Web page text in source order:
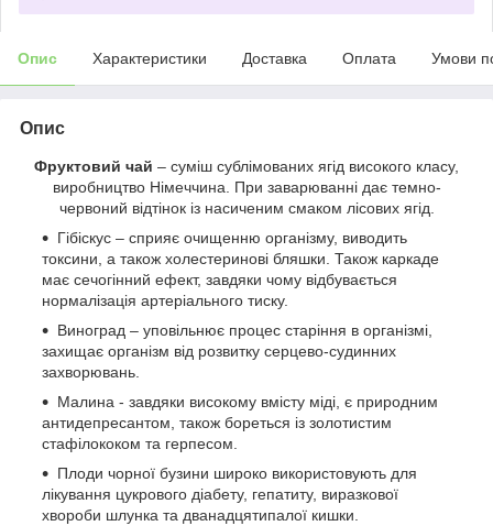
Опис Характеристики Доставка Оплата Умови
Опис
Фруктовий чай – суміш сублімованих ягід високого класу,
виробництво Німеччина. При заварюванні дає темно-
червоний відтінок із насиченим смаком лісових ягід.
Гібіскус – сприяє очищенню організму, виводить
токсини, а також холестеринові бляшки. Також каркаде
має сечогінний ефект, завдяки чому відбувається
нормалізація артеріального тиску.
Виноград – уповільнює процес старіння в організмі,
захищає організм від розвитку серцево-судинних
захворювань.
Малина - завдяки високому вмісту міді, є природним
антидепресантом, також бореться із золотистим
стафілококом та герпесом.
Плоди чорної бузини широко використовують для
лікування цукрового діабету, гепатиту, виразкової
хвороби шлунка та дванадцятипалої кишки.